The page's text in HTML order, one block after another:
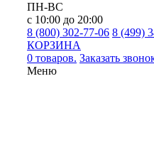
ПН-ВС
с 10:00 до 20:00
8 (800) 302-77-06 8 (499)
КОРЗИНА
0 товаров. Заказать
Меню